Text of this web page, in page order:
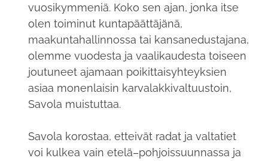
vuosikymmeniä. Koko sen ajan, jonka itse
olen toiminut kuntapäättäjänä,
maakuntahallinnossa tai kansanedustajana,
olemme vuodesta ja vaalikaudesta toiseen
joutuneet ajamaan poikittaisyhteyksien
asiaa monenlaisin karvalakkivaltuustoin,
Savola muistuttaa.
Savola korostaa, etteivät radat ja valtatiet
voi kulkea vain etelä–pohjoissuunnassa ja